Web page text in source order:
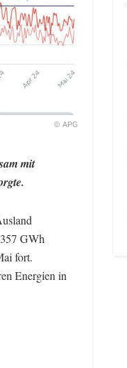
© APG
mit
GWh
fort.
Energien in